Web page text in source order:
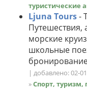
туристические
Ljuna Tours-
Путешествия,
морские
школьные
| добавлено: 02-
»Спорт, туризм,